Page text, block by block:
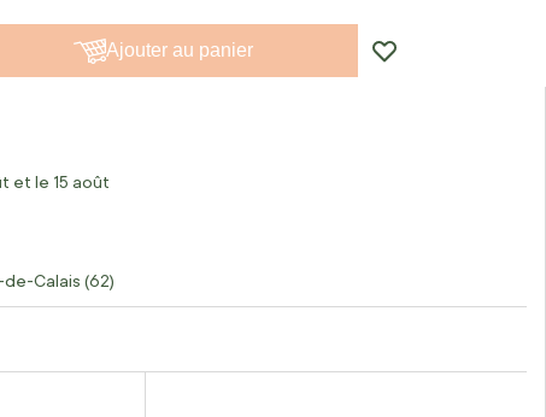
Ajouter au panier
et le 15 août
Calais (62)